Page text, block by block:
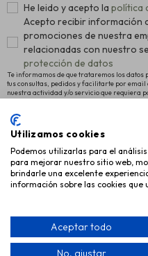
He leido y acepto la política
Acepto recibir información
promociones de nuestra
relacionadas con nuestro
protección de datos
Te informamos de que trataremos los
tus consultas, pedidos y facilitarte por
nuestra actividad y/o servicio que requiera
alguna a terceros. La legitimación para el
novedades. Para más información y
rectificación y supresión, así como otros,
INFORMACIÓN
AYUDA
EMPRESA
Utilizamos cookies
Podemos utilizarlas para el
para mejorar nuestro sitio web,
brindarle una excelente
información sobre las cookies que
Aceptar todo
No, ajustar